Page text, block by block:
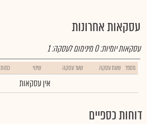
עסקאות אחרונות
עסקאות יומיות:0מינימום לעסקה:1
מספר שעת עסקה שער עסקה שינוי כמות
אין עסקאות
דוחות כספיים